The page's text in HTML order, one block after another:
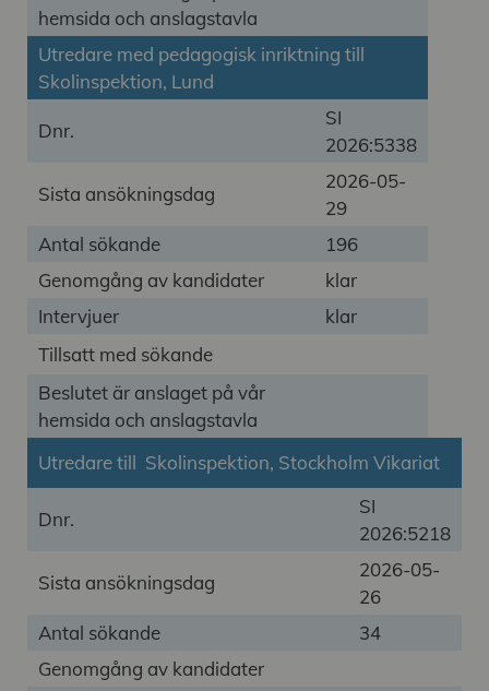
hemsida och anslagstavla
Utredare med pedagogisk inriktning till
Skolinspektion, Lund
Dnr.
SI
2026:5338
Sista ansökningsdag
2026-05-
29
Antal sökande
196
Genomgång av kandidater
klar
Intervjuer
klar
Tillsatt med sökande
Beslutet är anslaget på vår
hemsida och anslagstavla
Utredare till Skolinspektion, Stockholm Vikariat
Dnr.
SI
2026:5218
Sista ansökningsdag
2026-05-
26
Antal sökande
34
Genomgång av kandidater